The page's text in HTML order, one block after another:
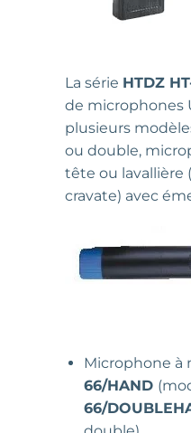
La série HTDZ
de microphones
plusieurs
ou double,
tête ou lavallière
cravate) avec
Microphone à
66/HAND
66/